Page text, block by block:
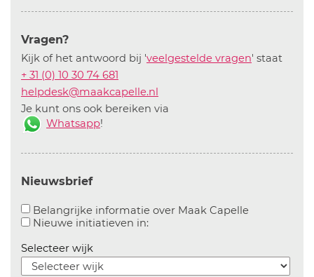
Vragen?
Kijk of het antwoord bij 'veelgestelde vragen' staat
+ 31 (0) 10 30 74 681
helpdesk@maakcapelle.nl
Je kunt ons ook bereiken via
Whatsapp!
Nieuwsbrief
Belangrijke informatie over Maak CapelleAanvinken
Nieuwe initiatieven in:Aanvinken om informatie over
Selecteer wijk